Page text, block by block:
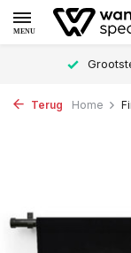
MENU
Terug Home